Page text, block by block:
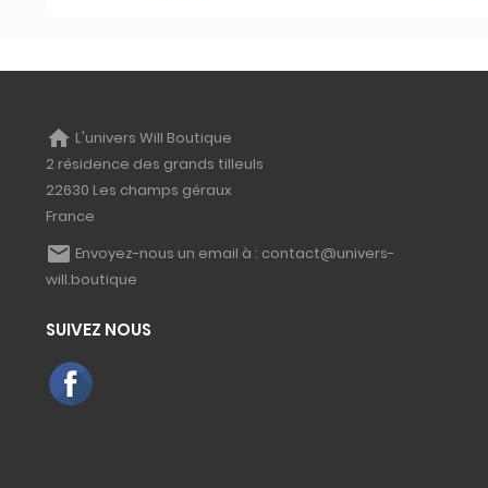
home L'univers Will Boutique
2 résidence des grands tilleuls
22630 Les champs géraux
France
email Envoyez-nous un email à : contact@univers-
will.boutique
SUIVEZ NOUS